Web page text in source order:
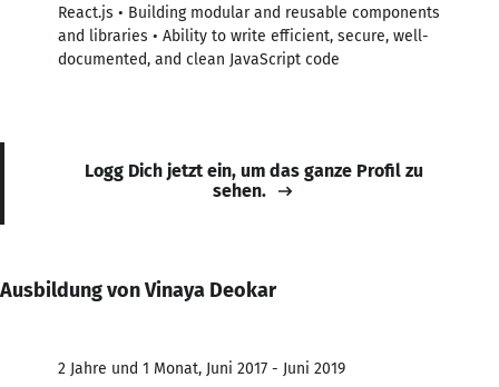
React.js • Building modular and reusable components
and libraries • Ability to write efficient, secure, well-
documented, and clean JavaScript code
Logg Dich jetzt ein, um das ganze Profil zu
sehen.
Ausbildung von Vinaya Deokar
2 Jahre und 1 Monat, Juni 2017 - Juni 2019